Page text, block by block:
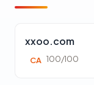
xxoo.com
CA 100/100